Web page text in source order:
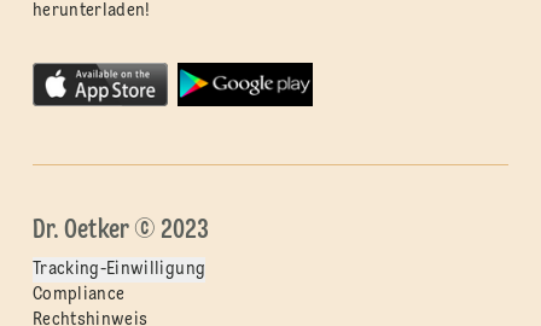
herunterladen!
Dr. Oetker © 2023
Tracking-Einwilligung
Compliance
Rechtshinweis